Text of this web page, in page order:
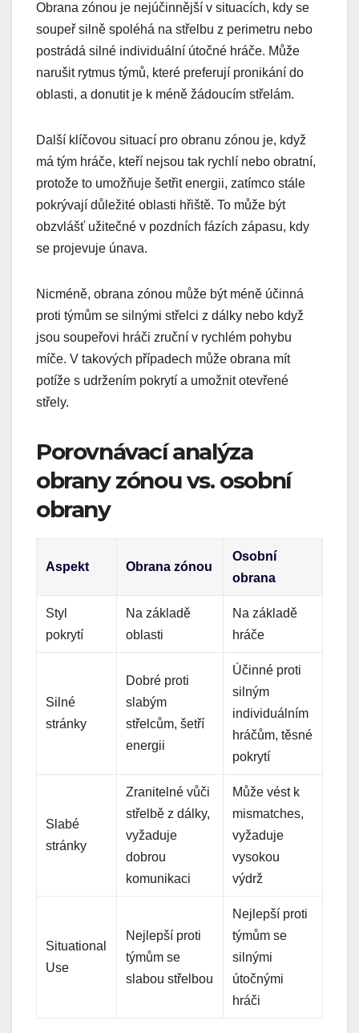
Obrana zónou je nejúčinnější v situacích, kdy se
soupeř silně spoléhá na střelbu z perimetru nebo
postrádá silné individuální útočné hráče. Může
narušit rytmus týmů, které preferují pronikání do
oblasti, a donutit je k méně žádoucím střelám.
Další klíčovou situací pro obranu zónou je, když
má tým hráče, kteří nejsou tak rychlí nebo obratní,
protože to umožňuje šetřit energii, zatímco stále
pokrývají důležité oblasti hřiště. To může být
obzvlášť užitečné v pozdních fázích zápasu, kdy
se projevuje únava.
Nicméně, obrana zónou může být méně účinná
proti týmům se silnými střelci z dálky nebo když
jsou soupeřovi hráči zruční v rychlém pohybu
míče. V takových případech může obrana mít
potíže s udržením pokrytí a umožnit otevřené
střely.
Porovnávací analýza
obrany zónou vs. osobní
obrany
Aspekt Obrana zónou
Osobní
obrana
Styl
pokrytí
Na základě
oblasti
Na základě
hráče
Silné
stránky
Dobré proti
slabým
střelcům, šetří
energii
Účinné proti
silným
individuálním
hráčům, těsné
pokrytí
Slabé
stránky
Zranitelné vůči
střelbě z dálky,
vyžaduje
dobrou
komunikaci
Může vést k
mismatches,
vyžaduje
vysokou
výdrž
Situational
Use
Nejlepší proti
týmům se
slabou střelbou
Nejlepší proti
týmům se
silnými
útočnými
hráči